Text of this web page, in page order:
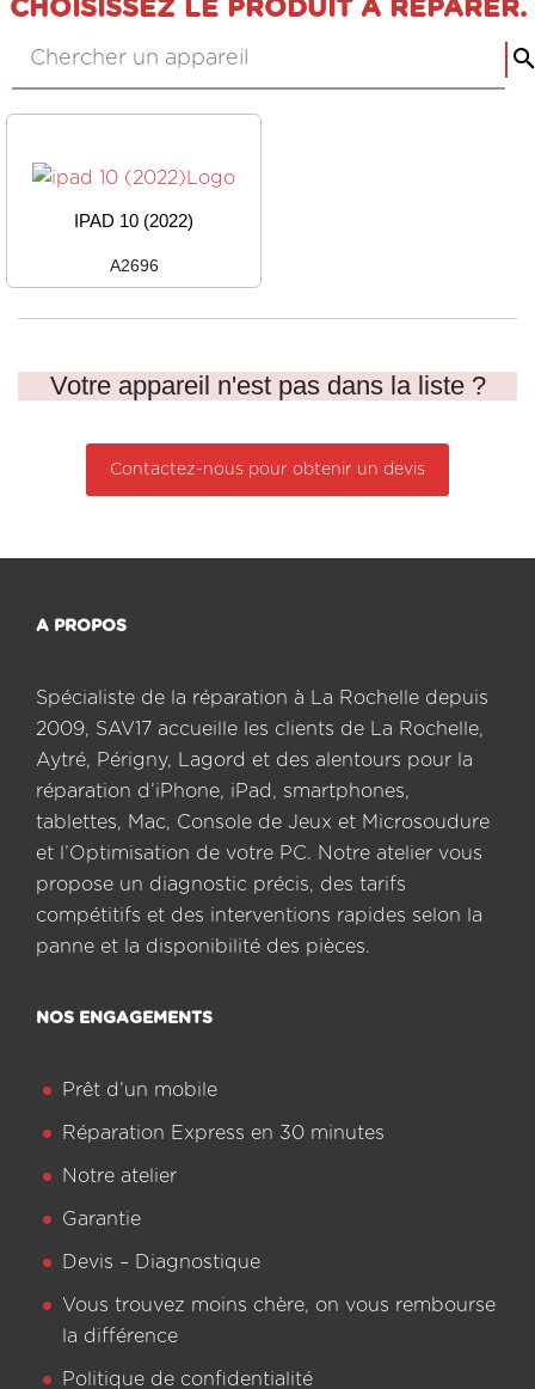
CHOISISSEZ LE PRODUIT À RÉPARER.
IPAD 10 (2022)
A2696
Votre appareil n'est pas dans la liste ?
Contactez-nous pour obtenir un devis
A PROPOS
Spécialiste de la réparation à La Rochelle depuis
2009, SAV17 accueille les clients de La Rochelle,
Aytré, Périgny, Lagord et des alentours pour la
réparation d’iPhone, iPad, smartphones,
tablettes, Mac, Console de Jeux et Microsoudure
et l’Optimisation de votre PC. Notre atelier vous
propose un diagnostic précis, des tarifs
compétitifs et des interventions rapides selon la
panne et la disponibilité des pièces.
NOS ENGAGEMENTS
Prêt d’un mobile
Réparation Express en 30 minutes
Notre atelier
Garantie
Devis – Diagnostique
Vous trouvez moins chère, on vous rembourse
la différence
Politique de confidentialité